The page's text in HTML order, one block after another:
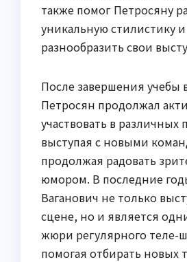
также помог Петросяну
уникальную стилистику и
разнообразить свои
После завершения учебы
Петросян продолжал
участвовать в различных
выступая с новыми
продолжая радовать
юмором. В последние
Ваганович не только
сцене, но и является
жюри регулярного теле-
помогая отбирать новых